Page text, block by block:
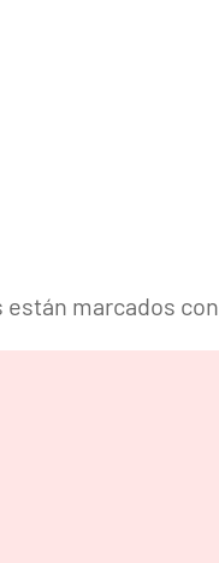
marcados con